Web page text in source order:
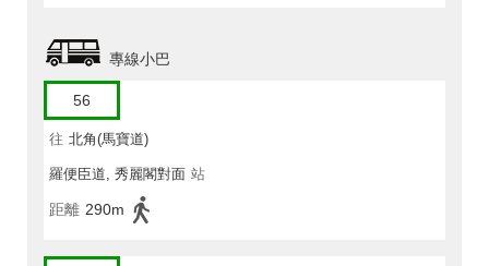
專線小巴
56
往 北角(馬寶道)
羅便臣道, 秀麗閣對面 站
距離 290m